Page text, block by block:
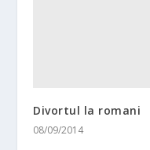
Divortul la romani
08/09/2014